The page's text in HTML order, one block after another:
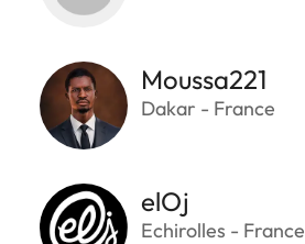
Moussa221
Dakar - France
elOj
Echirolles - France